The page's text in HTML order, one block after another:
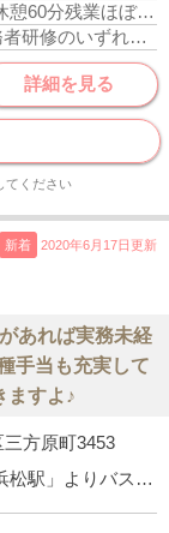
憩60分残業ほぼなし
介護福祉士、初任者研修、実務者研修のいずれかの資格をお持ちの方
詳細を見る
てください
新着 2020年6月17日更新
あれば実務未経
手当も充実して
ますよ♪
方原町3453
JR東海道本線「浜松駅」よりバス「聖隷三方原病院（バス停）」下車徒歩1分